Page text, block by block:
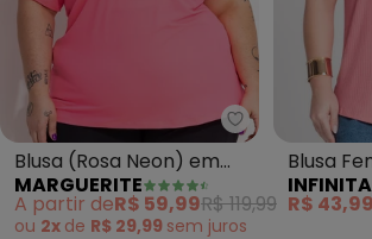
Marguerite -
Blusa (Rosa Neon) em
Microfibra
MARGUERITE
A partir deR$ 59,99R$ 119,99
ou 2x de R$ 29,99 sem juros
Blusa
(Rosa)
R$ 43,99